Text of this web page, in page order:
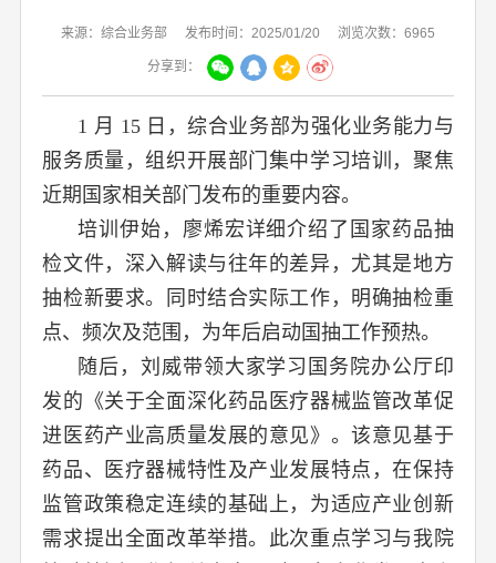
来源：综合业务部 发布时间：2025/01/20 浏览次数：6965
分享到：
1 月 15 日，综合业务部为强化业务能力与
服务质量，组织开展部门集中学习培训，聚焦
近期国家相关部门发布的重要内容。
培训伊始，廖烯宏详细介绍了国家药品抽
检文件，深入解读与往年的差异，尤其是地方
抽检新要求。同时结合实际工作，明确抽检重
点、频次及范围，为年后启动国抽工作预热。
随后，刘威带领大家学习国务院办公厅印
发的《关于全面深化药品医疗器械监管改革促
进医药产业高质量发展的意见》。该意见基于
药品、医疗器械特性及产业发展特点，在保持
监管政策稳定连续的基础上，为适应产业创新
需求提出全面改革举措。此次重点学习与我院